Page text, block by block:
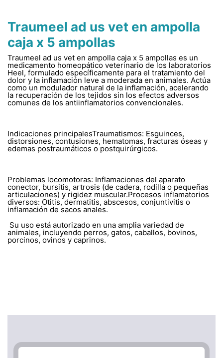
Traumeel ad us vet en ampolla
caja x 5 ampollas
Traumeel ad us vet en ampolla caja x 5 ampollas es un
medicamento homeopático veterinario de los laboratorios
Heel, formulado específicamente para el tratamiento del
dolor y la inflamación leve a moderada en animales. Actúa
como un modulador natural de la inflamación, acelerando
la recuperación de los tejidos sin los efectos adversos
comunes de los antiinflamatorios convencionales.
Indicaciones principalesTraumatismos: Esguinces,
distorsiones, contusiones, hematomas, fracturas óseas y
edemas postraumáticos o postquirúrgicos.
Problemas locomotoras: Inflamaciones del aparato
conector, bursitis, artrosis (de cadera, rodilla o pequeñas
articulaciones) y rigidez muscular.Procesos inflamatorios
diversos: Otitis, dermatitis, abscesos, conjuntivitis o
inflamación de sacos anales.
Su uso está autorizado en una amplia variedad de
animales, incluyendo perros, gatos, caballos, bovinos,
porcinos, ovinos y caprinos.